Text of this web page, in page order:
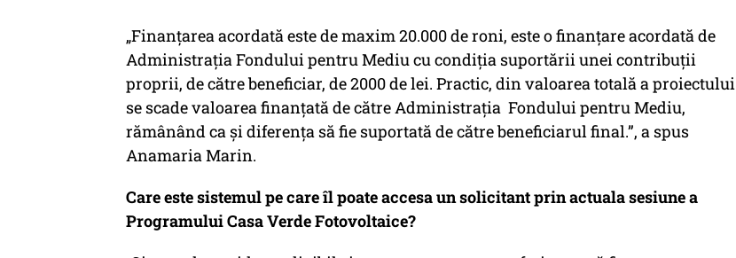
„Finanțarea acordată este de maxim 20.000 de roni, este o finanțare acordată de
Administrația Fondului pentru Mediu cu condiția suportării unei contribuții
proprii, de către beneficiar, de 2000 de lei. Practic, din valoarea totală a proiectului
se scade valoarea finanțată de către Administrația Fondului pentru Mediu,
rămânând ca și diferența să fie suportată de către beneficiarul final.”, a spus
Anamaria Marin.
Care este sistemul pe care îl poate accesa un solicitant prin actuala sesiune a
Programului Casa Verde Fotovoltaice?